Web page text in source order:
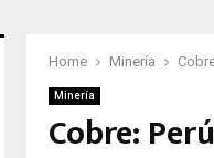
Home Minería
Minería
Cobre: